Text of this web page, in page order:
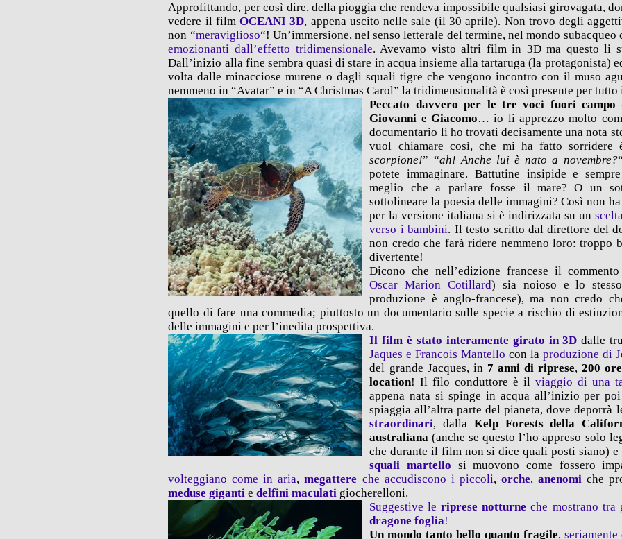
Approfittando, per così dire, della pioggia che rendeva impossibile qualsiasi girovagata,
vedere il filmOCEANI 3D, appena uscito nelle sale (il 30 aprile). Non trovo degli
non “meraviglioso“! Un’immersione, nel senso letterale del termine, nel mondo subacqueo
emozionanti dall’effetto tridimensionale. Avevamo visto altri film in 3D ma questo li
Dall’inizio alla fine sembra quasi di stare in acqua insieme alla tartaruga (la protagonista)
volta dalle minacciose murene o dagli squali tigre che vengono incontro con il muso
nemmeno in “Avatar” e in “A Christmas Carol” la tridimensionalità è così presente per
Peccato davvero per le tre voci fuori
Giovanni e Giacomo… io li apprezzo molto
documentario li ho trovati decisamente una nota
vuol chiamare così, che mi ha fatto sorridere
scorpione!” “ah! Anche lui è nato a novembre?
potete immaginare. Battutine insipide e
meglio che a parlare fosse il mare? O un
sottolineare la poesia delle immagini? Così non
per la versione italiana si è indirizzata su un
verso i bambini. Il testo scritto dal direttore del
non credo che farà ridere nemmeno loro: troppo
divertente!
Dicono che nell’edizione francese il
Oscar Marion Cotillard) sia noioso e lo
produzione è anglo-francese), ma non credo
quello di fare una commedia; piuttosto un documentario sulle specie a rischio di
delle immagini e per l’inedita prospettiva.
Il film è stato interamente girato in 3D dalle
Jaques e Francois Mantello con la produzione di
del grande Jacques, in 7 anni di riprese,200
location! Il filo conduttore è il viaggio di una
appena nata si spinge in acqua all’inizio per
spiaggia all’altra parte del pianeta, dove deporrà
straordinari, dalla Kelp Forests della
australiana(anche se questo l’ho appreso solo
che durante il film non si dice quali posti siano) e
squali martello si muovono come fossero
volteggiano come in aria,megattere che accudiscono i piccoli, orche, anenomi che
meduse giganti e delfini maculati giocherelloni.
Suggestive leriprese notturne che mostrano
dragone foglia!
Un mondo tanto bello quanto fragile,